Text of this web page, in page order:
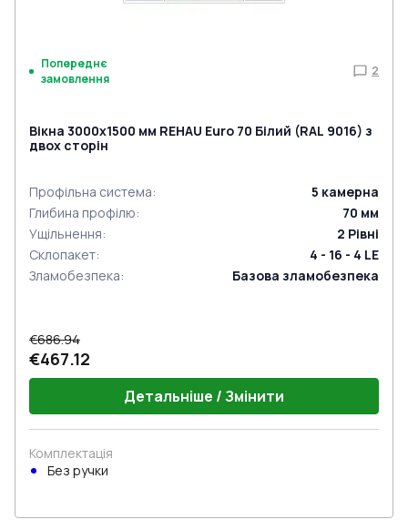
Попереднє
замовлення
2
Вікна 3000x1500 мм REHAU Euro 70 Білий (RAL 9016) з
двох сторін
Профільна система: 5 камерна
Глибина профілю: 70 мм
Ущільнення: 2 Рівні
Склопакет:
4 - 16 - 4 LE
Зламобезпека: Базова зламобезпека
€686.94
€467.12
Детальніше / Змінити
Комплектація
Без ручки